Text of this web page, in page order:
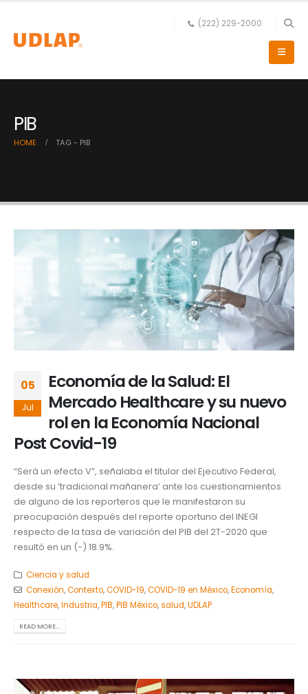
(222) 229-2000
PIB
HOME TAG - PIB
05
Jul
Economía de la Salud: El
Mercado Healthcare y su nuevo
rol en la Economía Nacional
Post Covid-19
“Será un efecto V”, señalaba el titular del Ejecutivo Federal,
desde su ‘tradicional mañanera’ ante los cuestionamientos
de alguno de los reporteros que le manifestaron su
preocupación después del reporte oportuno del INEGI
respecto de la tasa de variación del PIB del 2T-2020 que
resultó en un (-) 18.9%.
Ciencia y salud
Conexión,Contexto,COVID-19,COVID-19 en México,Economía,
Healthcare,Industria,PIB,PIB México,salud,UDLAP
READ MORE...